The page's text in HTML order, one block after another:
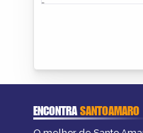
ENCONTRASANTOAMARO